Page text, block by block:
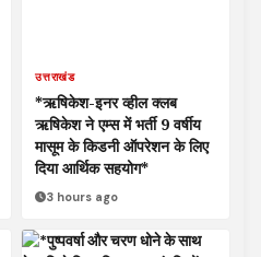
उत्तराखंड
*ऋषिकेश-इनर व्हील क्लब
ऋषिकेश ने एम्स में भर्ती 9 वर्षीय
मासूम के किडनी ऑपरेशन के लिए
दिया आर्थिक सहयोग*
3 hours ago